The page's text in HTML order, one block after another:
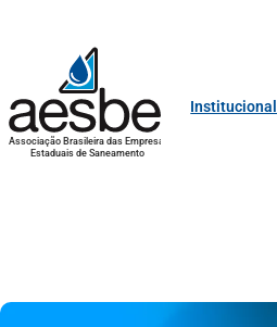
Associação Brasileira das Empresas
Estaduais de Saneamento
Institucional